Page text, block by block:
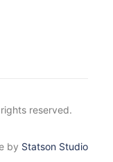
reserved.
by Statson Studio